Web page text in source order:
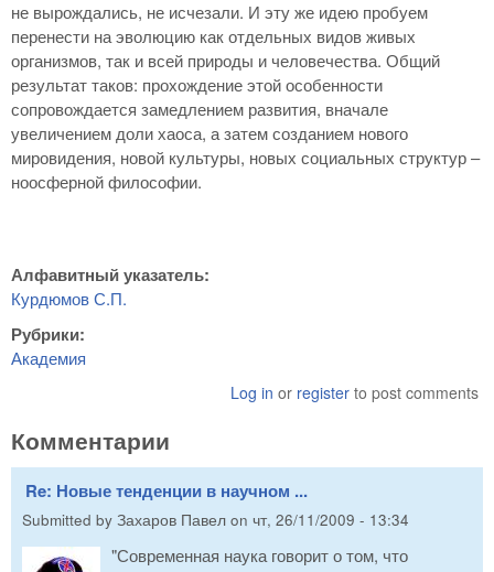
не вырождались, не исчезали. И эту же идею пробуем
перенести на эволюцию как отдельных видов живых
организмов, так и всей природы и человечества. Общий
результат таков: прохождение этой особенности
сопровождается замедлением развития, вначале
увеличением доли хаоса, а затем созданием нового
мировидения, новой культуры, новых социальных структур –
ноосферной философии.
Алфавитный указатель:
Курдюмов С.П.
Рубрики:
Академия
Log in or register to post comments
Комментарии
Re: Новые тенденции в научном ...
Submitted by Захаров Павел on чт, 26/11/2009 - 13:34
"Современная наука говорит о том, что